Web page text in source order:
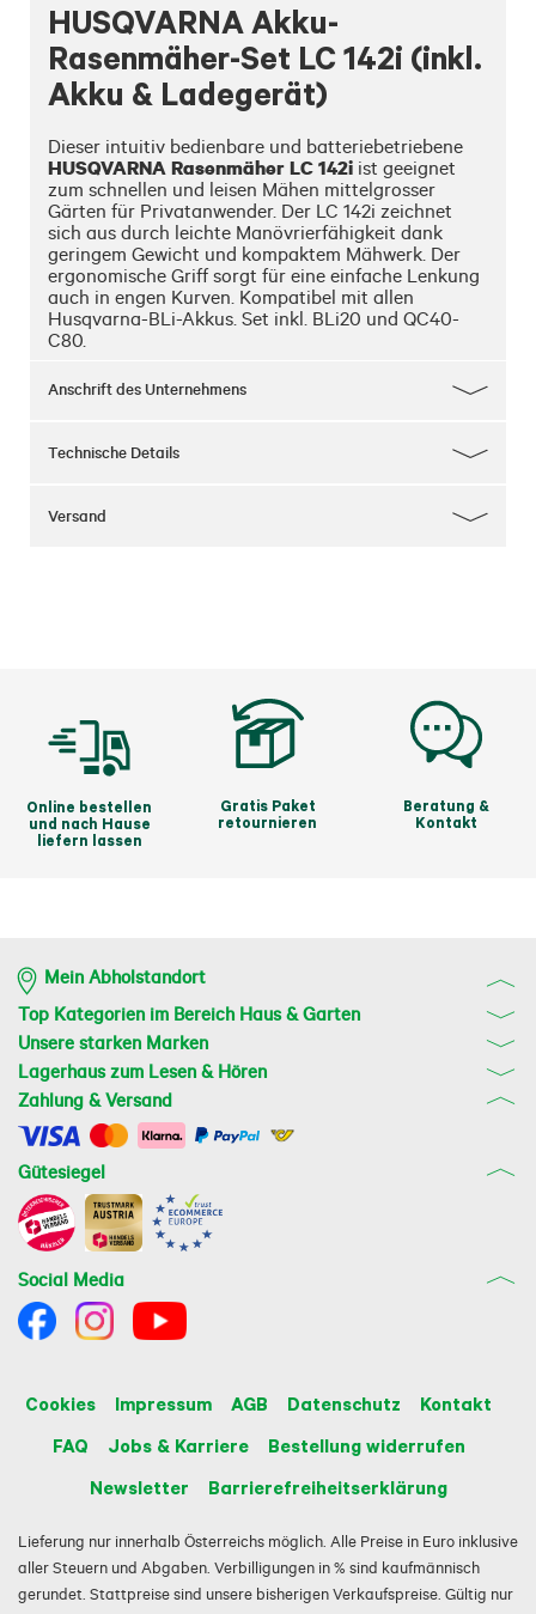
HUSQVARNA Akku-
Rasenmäher-Set LC 142i (inkl.
Akku & Ladegerät)
HUSQVARNA Rasenmäher LC 142i ist geeignet
zum schnellen und leisen Mähen mittelgrosser
Gärten für Privatanwender. Der LC 142i zeichnet
sich aus durch leichte Manövrierfähigkeit dank
geringem Gewicht und kompaktem Mähwerk. Der
ergonomische Griff sorgt für eine einfache Lenkung
auch in engen Kurven. Kompatibel mit allen
Husqvarna-BLi-Akkus. Set inkl. BLi20 und QC40-
C80.
Anschrift des Unternehmens
Technische Details
Versand
Online bestellen
und nach Hause
liefern lassen
Gratis Paket
retournieren
Beratung &
Kontakt
Mein Abholstandort
Top Kategorien im Bereich Haus & Garten
Unsere starken Marken
Lagerhaus zum Lesen & Hören
Zahlung & Versand
Gütesiegel
Social Media
Cookies Impressum AGB Datenschutz
Kontakt
FAQ
Jobs & Karriere
Bestellung widerrufen
Newsletter
Barrierefreiheitserklärung
Lieferung nur innerhalb Österreichs möglich. Alle Preise in Euro inklusive
aller Steuern und Abgaben. Verbilligungen in % sind kaufmännisch
gerundet. Stattpreise sind unsere bisherigen Verkaufspreise. Gültig nur